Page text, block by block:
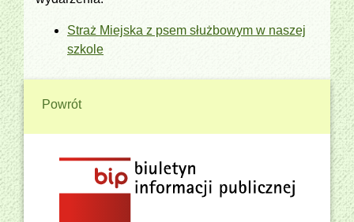
Straż Miejska z psem służbowym w naszej
szkole
Powrót